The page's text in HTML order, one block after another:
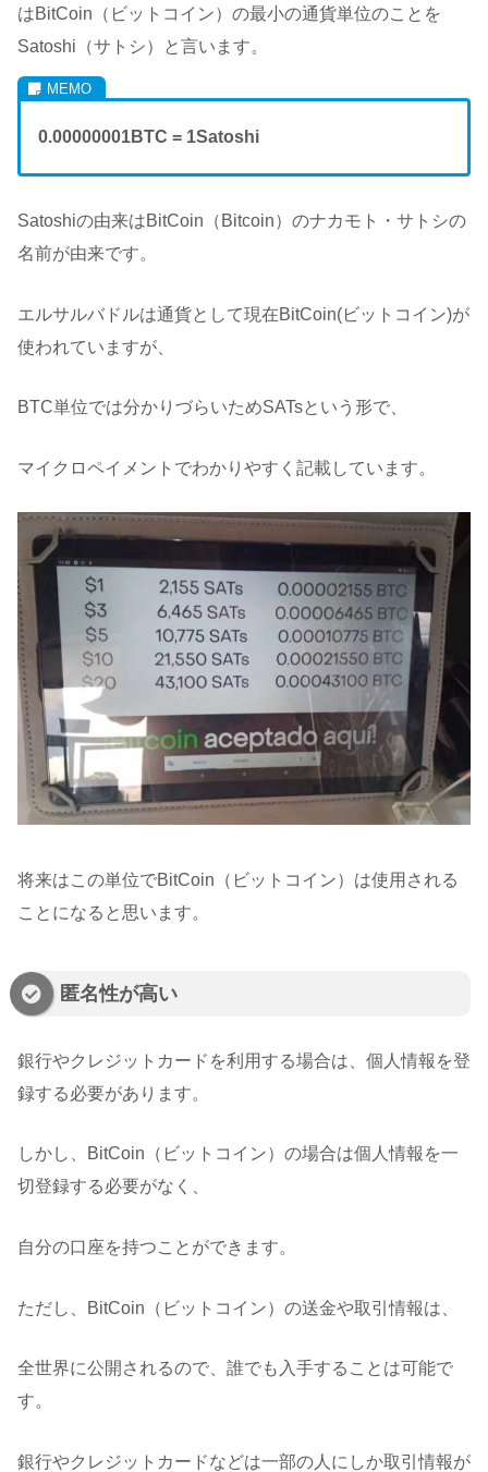
はBitCoin（ビットコイン）の最小の通貨単位のことを
Satoshi（サトシ）と言います。
0.00000001BTC = 1Satoshi
Satoshiの由来はBitCoin（Bitcoin）のナカモト・サトシの
名前が由来です。
エルサルバドルは通貨として現在BitCoin(ビットコイン)が
使われていますが、
BTC単位では分かりづらいためSATsという形で、
マイクロペイメントでわかりやすく記載しています。
将来はこの単位でBitCoin（ビットコイン）は使用される
ことになると思います。
匿名性が高い
銀行やクレジットカードを利用する場合は、個人情報を登
録する必要があります。
しかし、BitCoin（ビットコイン）の場合は個人情報を一
切登録する必要がなく、
自分の口座を持つことができます。
ただし、BitCoin（ビットコイン）の送金や取引情報は、
全世界に公開されるので、誰でも入手することは可能で
す。
銀行やクレジットカードなどは一部の人にしか取引情報が